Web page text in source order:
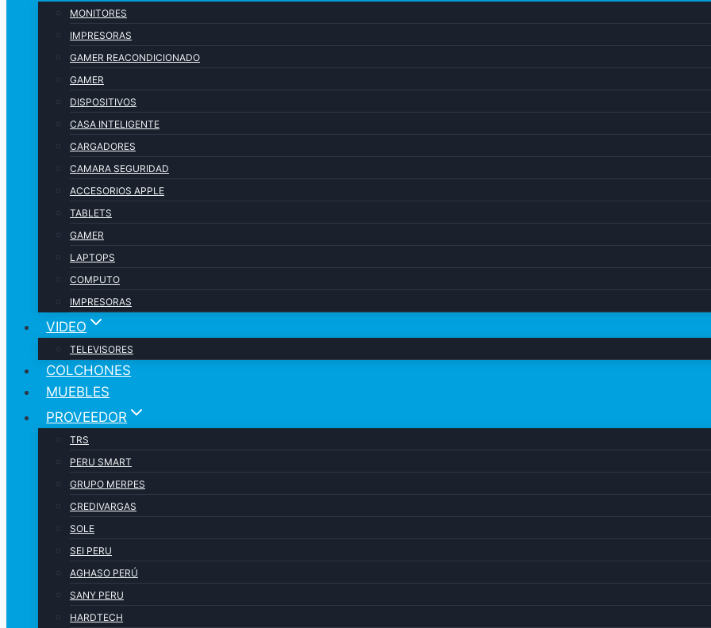
MONITORES
IMPRESORAS
GAMER REACONDICIONADO
GAMER
DISPOSITIVOS
CASA INTELIGENTE
CARGADORES
CAMARA SEGURIDAD
ACCESORIOS APPLE
TABLETS
GAMER
LAPTOPS
COMPUTO
IMPRESORAS
VIDEO
TELEVISORES
COLCHONES
MUEBLES
PROVEEDOR
TRS
PERU SMART
GRUPO MERPES
CREDIVARGAS
SOLE
SEI PERU
AGHASO PERÚ
SANY PERU
HARDTECH